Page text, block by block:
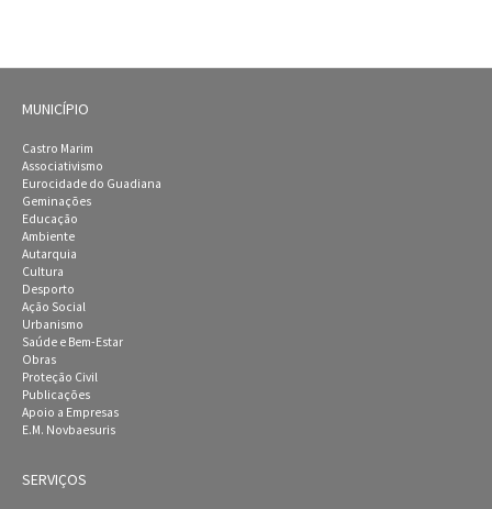
MUNICÍPIO
Castro Marim
Associativismo
Eurocidade do Guadiana
Geminações
Educação
Ambiente
Autarquia
Cultura
Desporto
Ação Social
Urbanismo
Saúde e Bem-Estar
Obras
Proteção Civil
Publicações
Apoio a Empresas
E.M. Novbaesuris
SERVIÇOS